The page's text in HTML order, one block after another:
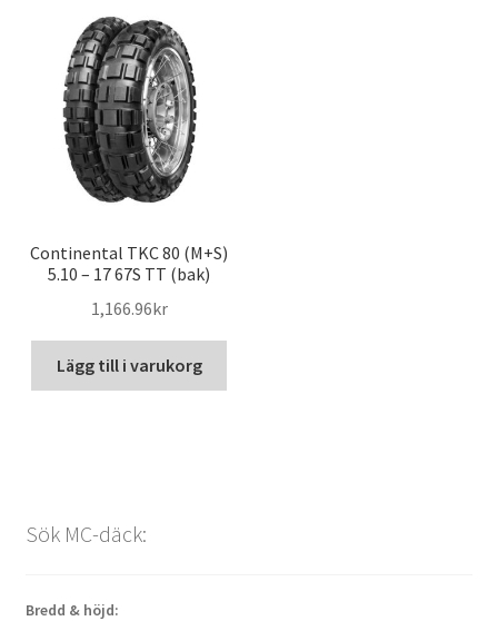
Continental TKC 80 (M+S)
5.10 – 17 67S TT (bak)
1,166.96kr
Lägg till i varukorg
Sök MC-däck:
Bredd & höjd: